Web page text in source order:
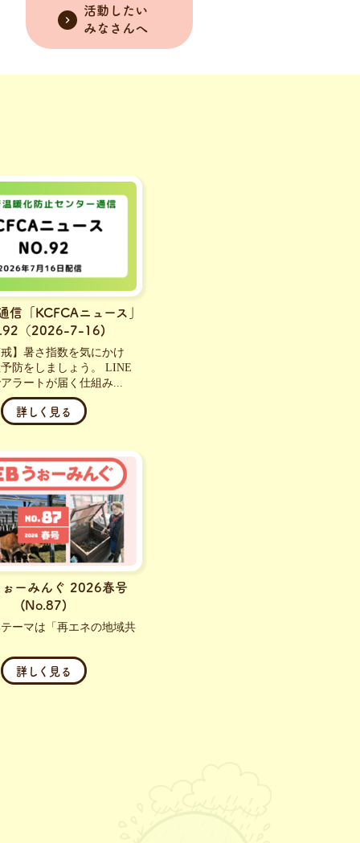
活動したい
みなさんへ
信「KCFCAニュース」
（2026-7-16)
】暑さ指数を気にかけ
防をしましょう。 LINE
ラートが届く仕組み...
詳しく見る
ーみんぐ 2026春号
(No.87)
ーマは「再エネの地域共
詳しく見る